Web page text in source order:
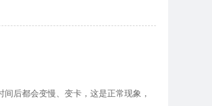
后都会变慢、变卡，这是正常现象，